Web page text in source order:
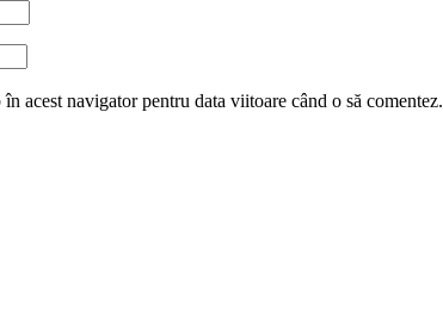
acest navigator pentru data viitoare când o să comentez.